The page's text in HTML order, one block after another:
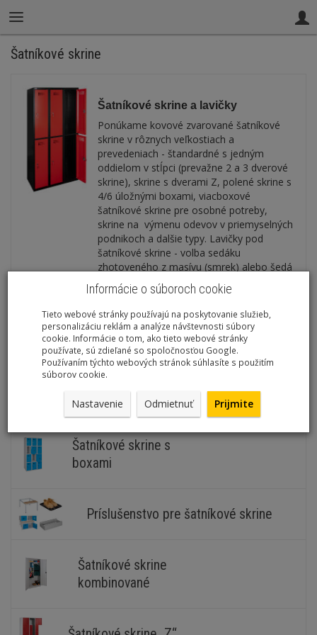
Šatníkové skrine
Šatníkové skrine a lavičky
Ponúkame kovové zvarované šatníkové
skrine v rôznych veľkostiach a
prevedeniach - štandardné s jedným
oddielom v stĺpci (prevažne 2 a 3 dverové
skrine), skrine s dverami Z, polené skrine s
4/6 úložnými boxami, viacboxové
šatníkové skrine pre osobné potreby,
skrine na výmenu odevov v priemyselných
podnikoch a dalšie typy. Lavičky pod
šatníkové skrine - volba sedáku
zhotoveného z masívu (smrek) alebo šedá
lamino.
Šatníkové skrine
Šatníkové skrine maloobjemové
Šatníkové skrine s
boxami
Príslušenstvo pre šatníkové skrine
Šatníkové skrine
kombinované
Informácie o súboroch cookie
Tieto webové stránky používajú na poskytovanie služieb,
personalizáciu reklám a analýze návštevnosti súbory
cookie. Informácie o tom, ako tieto webové stránky
používate, sú zdieľané so spoločnosťou Google.
Používaním týchto webových stránok súhlasíte s použitím
súborov cookie.
Nastavenie Odmietnuť Prijmite